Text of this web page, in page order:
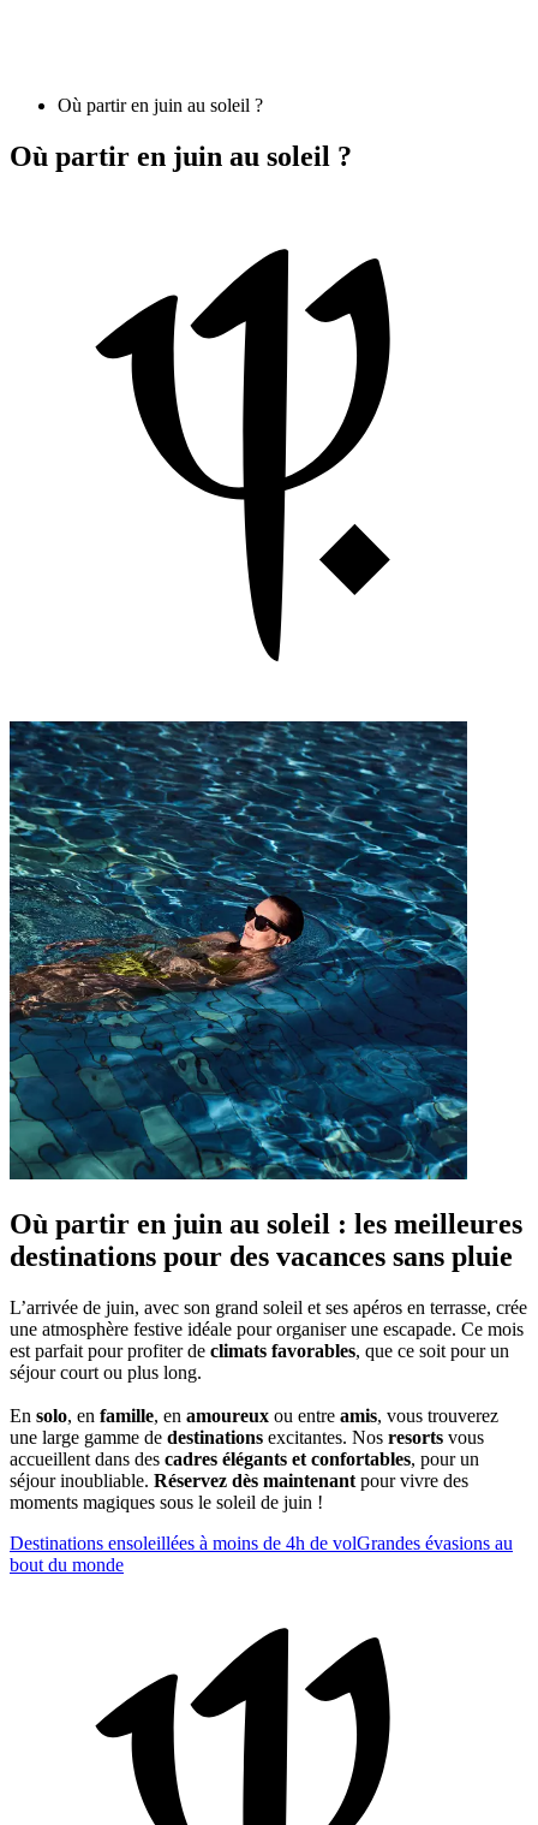
Où partir en juin au soleil ?
Où partir en juin au soleil ?
Où partir en juin au soleil : les meilleures
destinations pour des vacances sans pluie
L’arrivée de juin, avec son grand soleil et ses apéros en terrasse, crée
une atmosphère festive idéale pour organiser une escapade. Ce mois
est parfait pour profiter de climats favorables, que ce soit pour un
séjour court ou plus long.
En solo, en famille, en amoureux ou entre amis, vous trouverez
une large gamme de destinations excitantes. Nos resorts vous
accueillent dans des cadres élégants et confortables, pour un
séjour inoubliable. Réservez dès maintenant pour vivre des
moments magiques sous le soleil de juin !
Destinations ensoleillées à moins de 4h de volGrandes évasions au
bout du monde